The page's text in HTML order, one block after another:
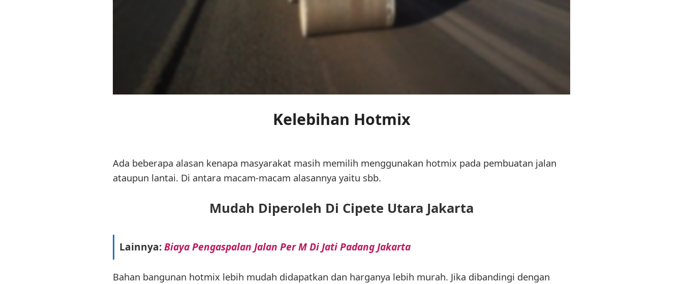
Kelebihan Hotmix
Ada beberapa alasan kenapa masyarakat masih memilih menggunakan hotmix pada pembuatan jalan
ataupun lantai. Di antara macam-macam alasannya yaitu sbb.
Mudah Diperoleh Di Cipete Utara Jakarta
Lainnya:Biaya Pengaspalan Jalan Per M Di Jati Padang Jakarta
Bahan bangunan hotmix lebih mudah didapatkan dan harganya lebih murah. Jika dibandingi dengan